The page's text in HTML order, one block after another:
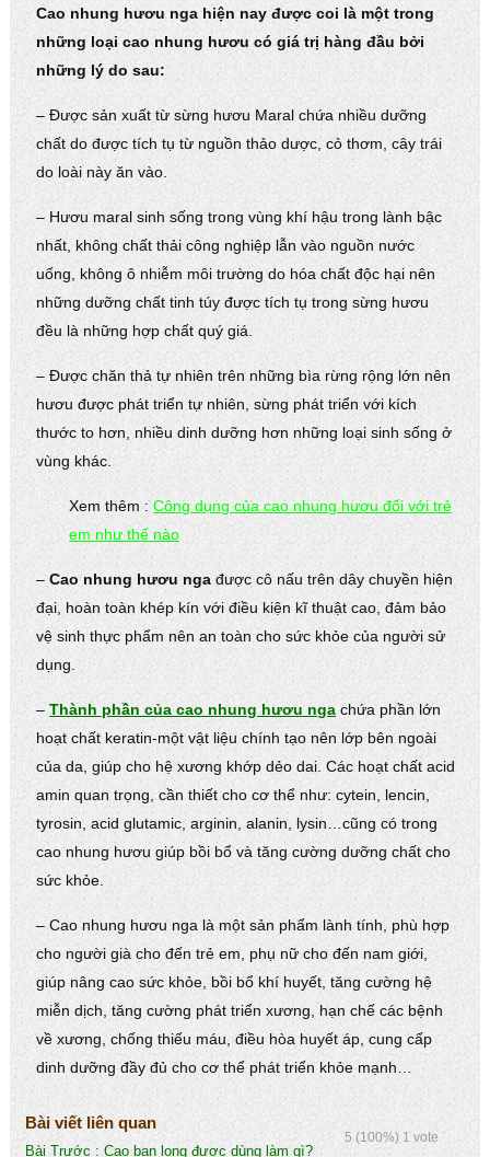
Cao nhung hươu nga hiện nay được coi là một trong
những loại cao nhung hươu có giá trị hàng đầu bởi
những lý do sau:
– Được sản xuất từ sừng hươu Maral chứa nhiều dưỡng
chất do được tích tụ từ nguồn thảo dược, cỏ thơm, cây trái
do loài này ăn vào.
– Hươu maral sinh sống trong vùng khí hậu trong lành bậc
nhất, không chất thải công nghiệp lẫn vào nguồn nước
uống, không ô nhiễm môi trường do hóa chất độc hại nên
những dưỡng chất tinh túy được tích tụ trong sừng hươu
đều là những hợp chất quý giá.
– Được chăn thả tự nhiên trên những bìa rừng rộng lớn nên
hươu được phát triển tự nhiên, sừng phát triển với kích
thước to hơn, nhiều dinh dưỡng hơn những loại sinh sống ở
vùng khác.
Xem thêm :Công dụng của cao nhung hươu đối với trẻ
em như thế nào
–Cao nhung hươu nga được cô nấu trên dây chuyền hiện
đại, hoàn toàn khép kín với điều kiện kĩ thuật cao, đảm bảo
vệ sinh thực phẩm nên an toàn cho sức khỏe của người sử
dụng.
–Thành phần của cao nhung hươu nga chứa phần lớn
hoạt chất keratin-một vật liệu chính tạo nên lớp bên ngoài
của da, giúp cho hệ xương khớp dẻo dai. Các hoạt chất acid
amin quan trọng, cần thiết cho cơ thể như: cytein, lencin,
tyrosin, acid glutamic, arginin, alanin, lysin…cũng có trong
cao nhung hươu giúp bồi bổ và tăng cường dưỡng chất cho
sức khỏe.
– Cao nhung hươu nga là một sản phẩm lành tính, phù hợp
cho người già cho đến trẻ em, phụ nữ cho đến nam giới,
giúp nâng cao sức khỏe, bồi bổ khí huyết, tăng cường hệ
miễn dịch, tăng cường phát triển xương, hạn chế các bệnh
về xương, chống thiếu máu, điều hòa huyết áp, cung cấp
dinh dưỡng đầy đủ cho cơ thể phát triển khỏe mạnh…
5 (100%) 1 vote
Bài viết liên quan
Bài Trước : Cao ban long được dùng làm gì?